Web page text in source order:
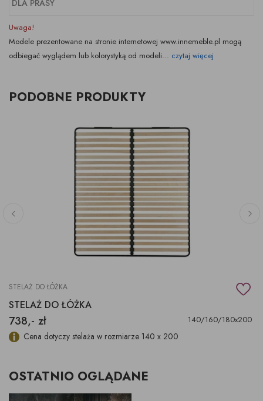
DLA PRASY
Uwaga!
Modele prezentowane na stronie internetowej www.innemeble.pl mogą
odbiegać wyglądem lub kolorystyką od modeli... czytaj więcej
PODOBNE PRODUKTY
STELAŻ DO ŁÓŻKA
STELAŻ DO ŁÓŻKA
738,- zł 140/160/180x200
Cena dotyczy stelaża w rozmiarze 140 x 200
OSTATNIO OGLĄDANE